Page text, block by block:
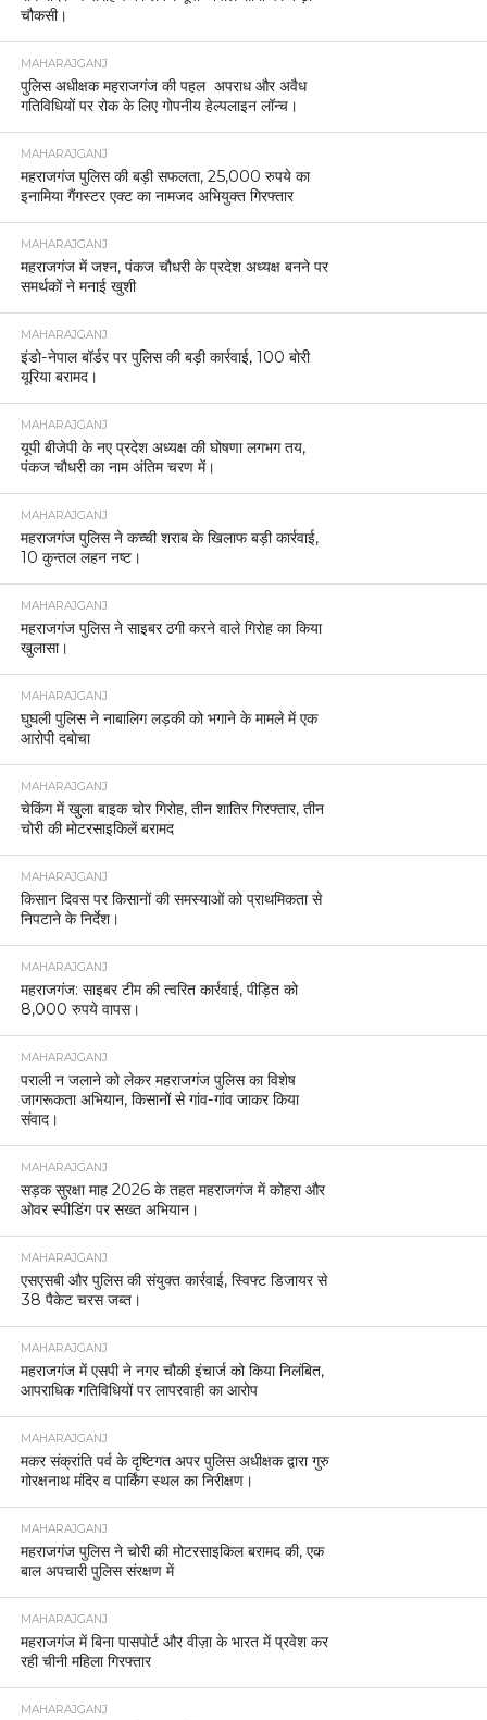
चौकसी।
MAHARAJGANJ
पुलिस अधीक्षक महराजगंज की पहल अपराध और अवैध
गतिविधियों पर रोक के लिए गोपनीय हेल्पलाइन लॉन्च।
MAHARAJGANJ
महराजगंज पुलिस की बड़ी सफलता, 25,000 रुपये का
इनामिया गैंगस्टर एक्ट का नामजद अभियुक्त गिरफ्तार
MAHARAJGANJ
महराजगंज में जश्न, पंकज चौधरी के प्रदेश अध्यक्ष बनने पर
समर्थकों ने मनाई खुशी
MAHARAJGANJ
इंडो-नेपाल बॉर्डर पर पुलिस की बड़ी कार्रवाई, 100 बोरी
यूरिया बरामद।
MAHARAJGANJ
यूपी बीजेपी के नए प्रदेश अध्यक्ष की घोषणा लगभग तय,
पंकज चौधरी का नाम अंतिम चरण में।
MAHARAJGANJ
महराजगंज पुलिस ने कच्ची शराब के खिलाफ बड़ी कार्रवाई,
10 कुन्तल लहन नष्ट।
MAHARAJGANJ
महराजगंज पुलिस ने साइबर ठगी करने वाले गिरोह का किया
खुलासा।
MAHARAJGANJ
घुघली पुलिस ने नाबालिग लड़की को भगाने के मामले में एक
आरोपी दबोचा
MAHARAJGANJ
चेकिंग में खुला बाइक चोर गिरोह, तीन शातिर गिरफ्तार, तीन
चोरी की मोटरसाइकिलें बरामद
MAHARAJGANJ
किसान दिवस पर किसानों की समस्याओं को प्राथमिकता से
निपटाने के निर्देश।
MAHARAJGANJ
महराजगंज: साइबर टीम की त्वरित कार्रवाई, पीड़ित को
8,000 रुपये वापस।
MAHARAJGANJ
पराली न जलाने को लेकर महराजगंज पुलिस का विशेष
जागरूकता अभियान, किसानों से गांव-गांव जाकर किया
संवाद।
MAHARAJGANJ
सड़क सुरक्षा माह 2026 के तहत महराजगंज में कोहरा और
ओवर स्पीडिंग पर सख्त अभियान।
MAHARAJGANJ
एसएसबी और पुलिस की संयुक्त कार्रवाई, स्विफ्ट डिजायर से
38 पैकेट चरस जब्त।
MAHARAJGANJ
महराजगंज में एसपी ने नगर चौकी इंचार्ज को किया निलंबित,
आपराधिक गतिविधियों पर लापरवाही का आरोप
MAHARAJGANJ
मकर संक्रांति पर्व के दृष्टिगत अपर पुलिस अधीक्षक द्वारा गुरु
गोरक्षनाथ मंदिर व पार्किंग स्थल का निरीक्षण।
MAHARAJGANJ
महराजगंज पुलिस ने चोरी की मोटरसाइकिल बरामद की, एक
बाल अपचारी पुलिस संरक्षण में
MAHARAJGANJ
महराजगंज में बिना पासपोर्ट और वीज़ा के भारत में प्रवेश कर
रही चीनी महिला गिरफ्तार
MAHARAJGANJ